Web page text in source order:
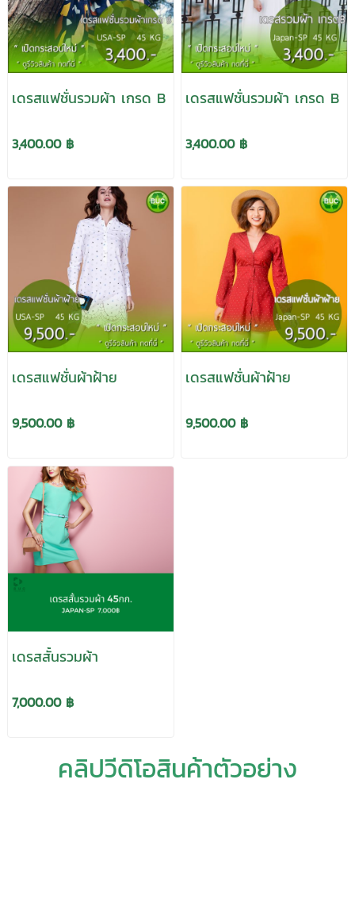
เดรสแฟชั่นรวมผ้า เกรด B
3,400.00 ฿
เดรสแฟชั่นรวมผ้า เกรด B
3,400.00 ฿
เดรสแฟชั่นผ้าฝ้าย
9,500.00 ฿
เดรสแฟชั่นผ้าฝ้าย
9,500.00 ฿
เดรสสั้นรวมผ้า
7,000.00 ฿
คลิปวีดิโอสินค้าตัวอย่าง